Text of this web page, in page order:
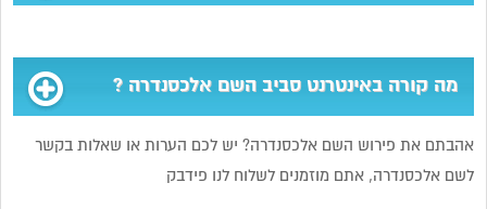
מה קורה באינטרנט סביב השם אלכסנדרה ?
אהבתם את פירוש השם אלכסנדרה? יש לכם הערות או שאלות בקשר
לשם אלכסנדרה, אתם מוזמנים לשלוח לנו פידבק